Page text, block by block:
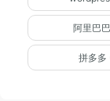
阿里巴
拼多多